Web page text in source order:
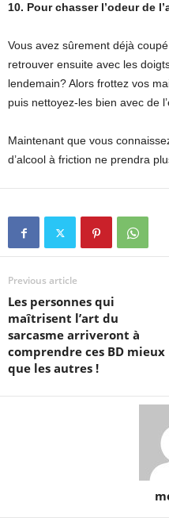
10. Pour chasser l’odeur de
Vous avez sûrement déjà
retrouver ensuite avec les
lendemain? Alors frottez vos
puis nettoyez-les bien avec de
Maintenant que vous
d’alcool à friction ne prendra
Previous article
Les personnes qui
maîtrisent l’art du
sarcasme arriveront à
comprendre ces BD mieux
que les autres !